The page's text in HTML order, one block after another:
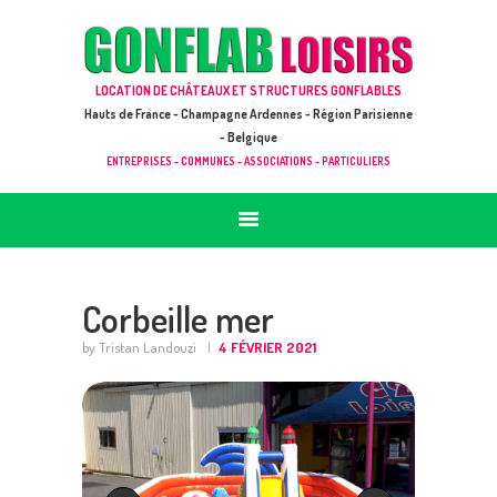
LOCATION DE CHÂTEAUX ET STRUCTURES GONFLABLES
Hauts de France - Champagne Ardennes - Région Parisienne
- Belgique
ENTREPRISES - COMMUNES - ASSOCIATIONS - PARTICULIERS
GONFLAB LOISIRS
ACCUEIL
JEUX À LOUER & PRESTATIONS
CATALOGUE / TARIF
DEMANDE DE DEVIS (SOUS 24H)
Corbeille mer
by Tristan Landouzi 4 FÉVRIER 2021